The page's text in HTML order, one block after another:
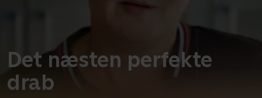
Det næsten perfekte
drab